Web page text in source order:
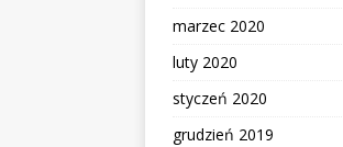
marzec 2020
luty 2020
styczeń 2020
grudzień 2019